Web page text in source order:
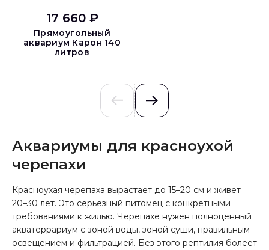
17 660 ₽
Прямоугольный
аквариум Карон 140
литров
Аквариумы для красноухой
черепахи
Красноухая черепаха вырастает до 15–20 см и живет
20–30 лет. Это серьезный питомец с конкретными
требованиями к жилью. Черепахе нужен полноценный
акватеррариум с зоной воды, зоной суши, правильным
освещением и фильтрацией. Без этого рептилия болеет